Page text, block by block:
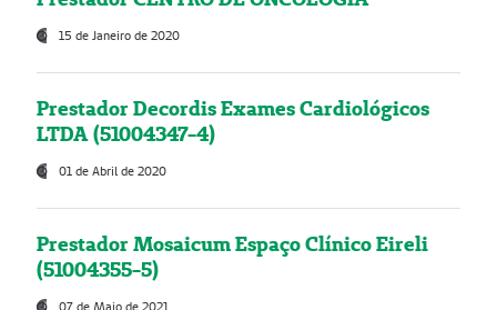
15 de Janeiro de 2020
Prestador Decordis Exames Cardiológicos
LTDA (51004347-4)
01 de Abril de 2020
Prestador Mosaicum Espaço Clínico Eireli
(51004355-5)
07 de Maio de 2021